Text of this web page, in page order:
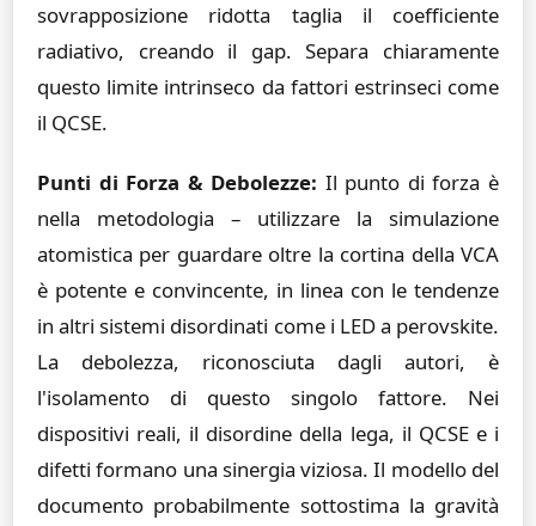
sovrapposizione ridotta taglia il coefficiente
radiativo, creando il gap. Separa chiaramente
questo limite intrinseco da fattori estrinseci come
il QCSE.
Punti di Forza & Debolezze: Il punto di forza è
nella metodologia – utilizzare la simulazione
atomistica per guardare oltre la cortina della VCA
è potente e convincente, in linea con le tendenze
in altri sistemi disordinati come i LED a perovskite.
La debolezza, riconosciuta dagli autori, è
l'isolamento di questo singolo fattore. Nei
dispositivi reali, il disordine della lega, il QCSE e i
difetti formano una sinergia viziosa. Il modello del
documento probabilmente sottostima la gravità